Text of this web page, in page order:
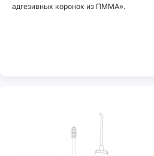
адгезивных коронок из ПММА».